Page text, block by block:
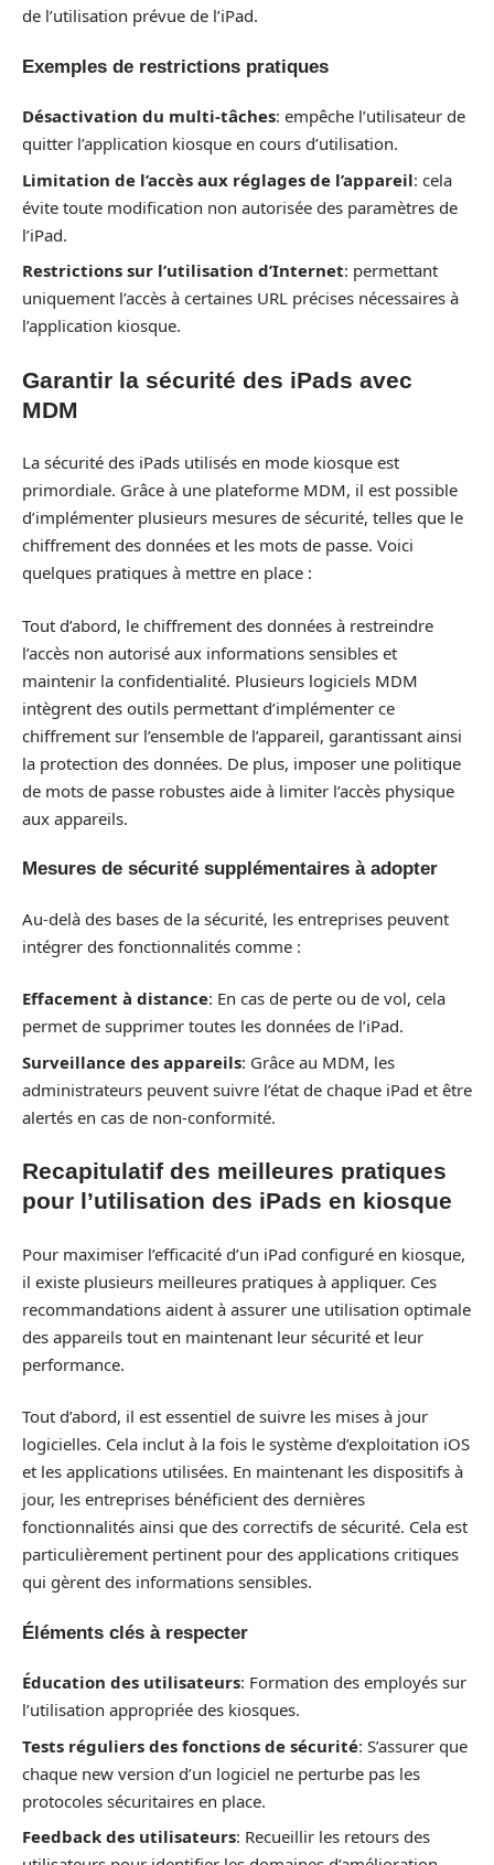
de l’utilisation prévue de l’iPad.
Exemples de restrictions pratiques
Désactivation du multi-tâches: empêche l’utilisateur de
quitter l’application kiosque en cours d’utilisation.
Limitation de l’accès aux réglages de l’appareil: cela
évite toute modification non autorisée des paramètres de
l’iPad.
Restrictions sur l’utilisation d’Internet: permettant
uniquement l’accès à certaines URL précises nécessaires à
l’application kiosque.
Garantir la sécurité des iPads avec
MDM
La sécurité des iPads utilisés en mode kiosque est
primordiale. Grâce à une plateforme MDM, il est possible
d’implémenter plusieurs mesures de sécurité, telles que le
chiffrement des données et les mots de passe. Voici
quelques pratiques à mettre en place :
Tout d’abord, le chiffrement des données à restreindre
l’accès non autorisé aux informations sensibles et
maintenir la confidentialité. Plusieurs logiciels MDM
intègrent des outils permettant d’implémenter ce
chiffrement sur l’ensemble de l’appareil, garantissant ainsi
la protection des données. De plus, imposer une politique
de mots de passe robustes aide à limiter l’accès physique
aux appareils.
Mesures de sécurité supplémentaires à adopter
Au-delà des bases de la sécurité, les entreprises peuvent
intégrer des fonctionnalités comme :
Effacement à distance: En cas de perte ou de vol, cela
permet de supprimer toutes les données de l’iPad.
Surveillance des appareils: Grâce au MDM, les
administrateurs peuvent suivre l’état de chaque iPad et être
alertés en cas de non-conformité.
Recapitulatif des meilleures pratiques
pour l’utilisation des iPads en kiosque
Pour maximiser l’efficacité d’un iPad configuré en kiosque,
il existe plusieurs meilleures pratiques à appliquer. Ces
recommandations aident à assurer une utilisation optimale
des appareils tout en maintenant leur sécurité et leur
performance.
Tout d’abord, il est essentiel de suivre les mises à jour
logicielles. Cela inclut à la fois le système d’exploitation iOS
et les applications utilisées. En maintenant les dispositifs à
jour, les entreprises bénéficient des dernières
fonctionnalités ainsi que des correctifs de sécurité. Cela est
particulièrement pertinent pour des applications critiques
qui gèrent des informations sensibles.
Éléments clés à respecter
Éducation des utilisateurs: Formation des employés sur
l’utilisation appropriée des kiosques.
Tests réguliers des fonctions de sécurité: S’assurer que
chaque new version d’un logiciel ne perturbe pas les
protocoles sécuritaires en place.
Feedback des utilisateurs: Recueillir les retours des